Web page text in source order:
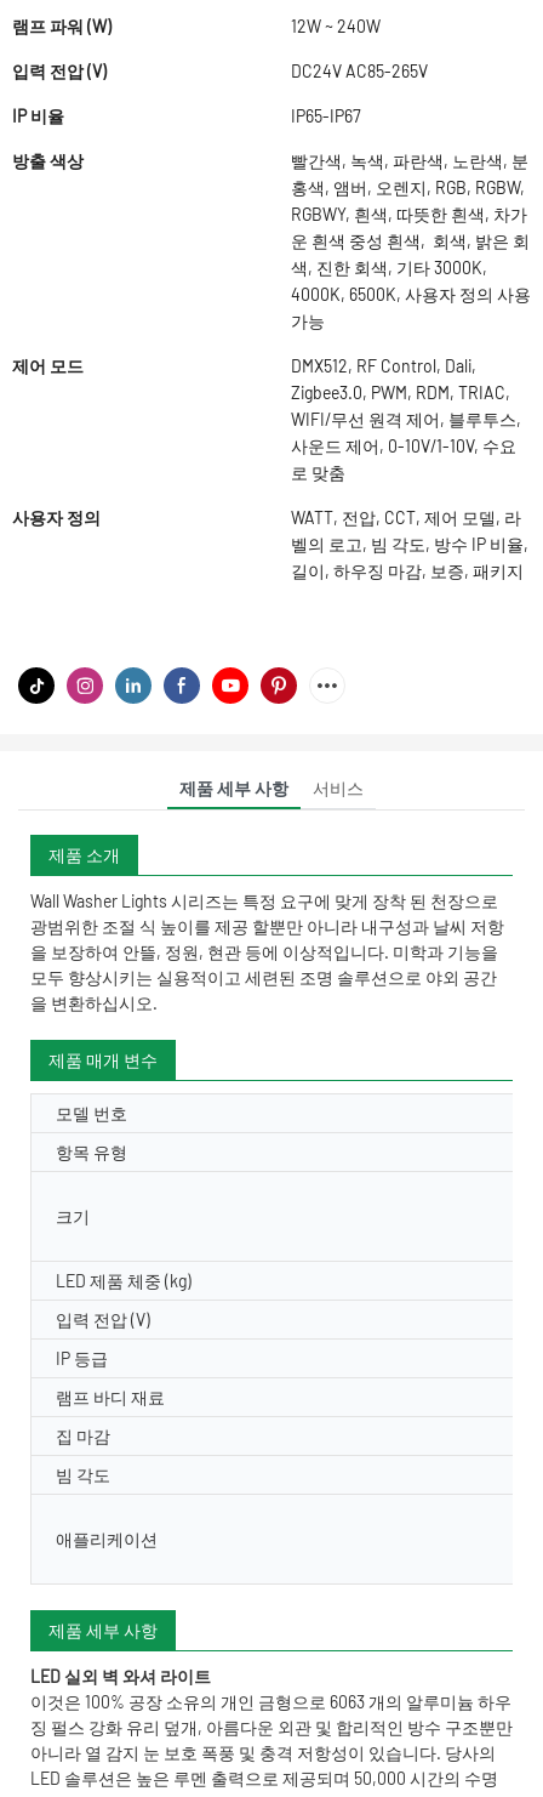
램프 파워 (W) 12W ~ 240W
입력 전압 (V) DC24V AC85-265V
IP 비율 IP65-IP67
방출 색상
빨간색, 녹색, 파란색, 노란색, 분
홍색, 앰버, 오렌지, RGB, RGBW,
RGBWY, 흰색, 따뜻한 흰색, 차가
운 흰색 중성 흰색, 회색, 밝은 회
색, 진한 회색, 기타 3000K,
4000K, 6500K, 사용자 정의 사용
가능
제어 모드
DMX512, RF Control, Dali,
Zigbee3.0, PWM, RDM, TRIAC,
WIFI/무선 원격 제어, 블루투스,
사운드 제어, 0-10V/1-10V, 수요
로 맞춤
사용자 정의
WATT, 전압, CCT, 제어 모델, 라
벨의 로고, 빔 각도, 방수 IP 비율,
길이, 하우징 마감, 보증, 패키지
제품 세부 사항 서비스
제품 소개
Wall Washer Lights 시리즈는 특정 요구에 맞게 장착 된 천장으로
광범위한 조절 식 높이를 제공 할뿐만 아니라 내구성과 날씨 저항
을 보장하여 안뜰, 정원, 현관 등에 이상적입니다. 미학과 기능을
모두 향상시키는 실용적이고 세련된 조명 솔루션으로 야외 공간
을 변환하십시오.
제품 매개 변수
모델 번호
항목 유형
크기
LED 제품 체중 (kg)
입력 전압 (V)
IP 등급
램프 바디 재료
집 마감
빔 각도
애플리케이션
제품 세부 사항
LED 실외 벽 와셔 라이트
이것은 100% 공장 소유의 개인 금형으로 6063 개의 알루미늄 하우
징 펄스 강화 유리 덮개, 아름다운 외관 및 합리적인 방수 구조뿐만
아니라 열 감지 눈 보호 폭풍 및 충격 저항성이 있습니다. 당사의
LED 솔루션은 높은 루멘 출력으로 제공되며 50,000 시간의 수명